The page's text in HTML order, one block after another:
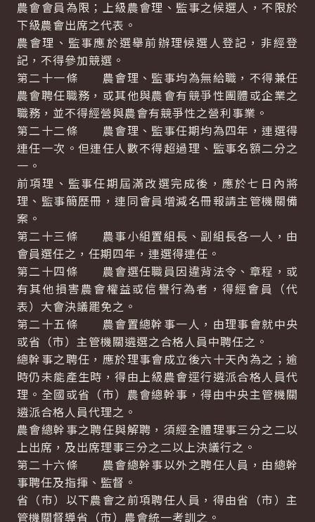
農會會員為限；上級農會理、監事之候選人，不限於
下級農會出席之代表。
農會理、監事應於選舉前辦理候選人登記，非經登
記，不得參加競選。
第二十一條 農會理、監事均為無給職，不得兼任
農會聘任職務，或其他與農會有競爭性團體或企業之
職務，並不得經營與農會有競爭性之營利事業。
第二十二條 農會理、監事任期均為四年，連選得
連任一次。但連任人數不得超過理、監事名額二分之
一。
前項理、監事任期屆滿改選完成後，應於七日內將
理、監事簡歷冊，連同會員增減名冊報請主管機關備
案。
第二十三條 農事小組置組長、副組長各一人，由
會員選任之，任期四年，連選得連任。
第二十四條 農會選任職員因違背法令、章程，或
有其他損害農會權益或信譽行為者，得經會員（代
表）大會決議罷免之。
第二十五條 農會置總幹事一人，由理事會就中央
或省（市）主管機關遴選之合格人員中聘任之。
總幹事之聘任，應於理事會成立後六十天內為之；逾
時仍未能產生時，得由上級農會逕行遴派合格人員代
理。全國或省（市）農會總幹事，得由中央主管機關
遴派合格人員代理之。
農會總幹事之聘任與解聘，須經全體理事三分之二以
上出席，及出席理事三分之二以上決議行之。
第二十六條 農會總幹事以外之聘任人員，由總幹
事聘任及指揮、監督。
省（市）以下農會之前項聘任人員，得由省（市）主
管機關督導省（市）農會統一考訓之。